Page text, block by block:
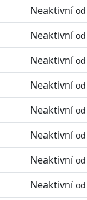
Neaktivní
Neaktivní
Neaktivní
Neaktivní
Neaktivní
Neaktivní
Neaktivní
Neaktivní